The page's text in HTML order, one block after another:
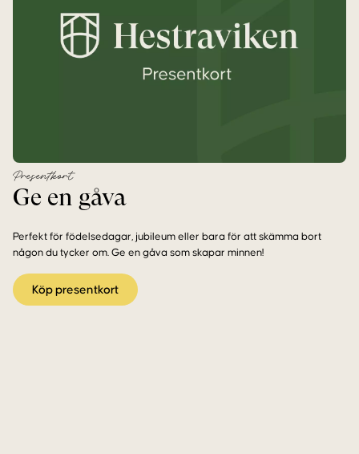
Presentkort
Ge en gåva
Perfekt för födelsedagar, jubileum eller bara för att skämma bort
någon du tycker om. Ge en gåva som skapar minnen!
Köp presentkort